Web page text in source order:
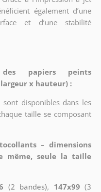
également d’une
et d’une stabilité
des papiers peints
x hauteur) :
disponibles dans les
taille se composant
– dimensions
même, seule la taille
(2 bandes), 147x99 (3